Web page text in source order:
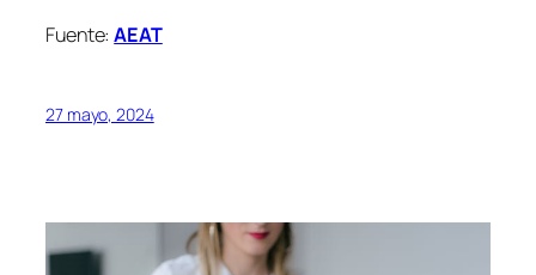
Fuente:AEAT
27 mayo, 2024